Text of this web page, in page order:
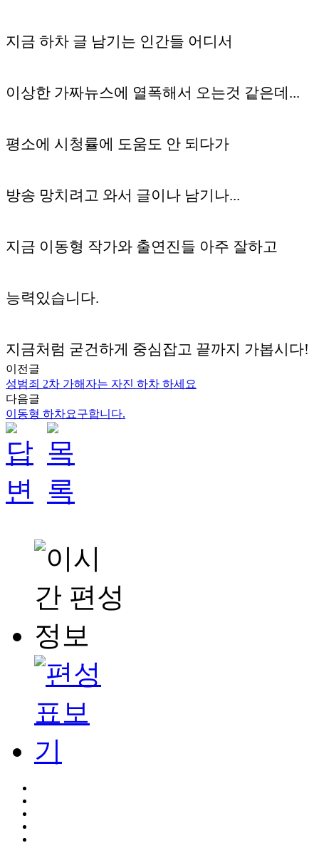
지금 하차 글 남기는 인간들 어디서
이상한 가짜뉴스에 열폭해서 오는것 같은데...
평소에 시청률에 도움도 안 되다가
방송 망치려고 와서 글이나 남기나...
지금 이동형 작가와 출연진들 아주 잘하고
능력있습니다.
지금처럼 굳건하게 중심잡고 끝까지 가봅시다!
이전글
성범죄 2차 가해자는 자진 하차 하세요
다음글
이동형 하차요구합니다.